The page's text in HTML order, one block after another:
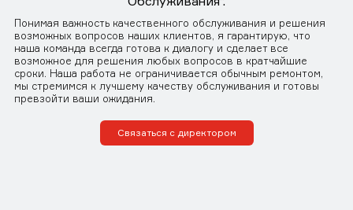
Понимая важность качественного обслуживания и решения
возможных вопросов наших клиентов, я гарантирую, что
наша команда всегда готова к диалогу и сделает все
возможное для решения любых вопросов в кратчайшие
сроки. Наша работа не ограничивается обычным ремонтом,
мы стремимся к лучшему качеству обслуживания и готовы
превзойти ваши ожидания.
Связаться с директором